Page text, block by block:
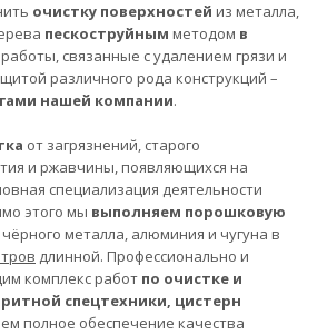
очистку поверхностей из металла,
пескоструйным методом в
связанные с удалением грязи и
различного рода конструкций –
нашей компании.
от загрязнений, старого
и ржавчины, появляющихся на
специализация деятельности
этого мы выполняем порошковую
металла, алюминия и чугуна в
длинной. Профессионально и
комплекс работ по очистке и
спецтехники, цистерн
полное обеспечение качества